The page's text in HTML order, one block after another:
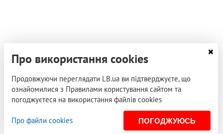
Про використання cookies
Продовжуючи переглядати LB.ua ви підтверджуєте, що
ознайомилися з Правилами користування сайтом та
погоджуєтеся на використання файлів cookies
Про файли cookies ПОГОДЖУЮСЬ